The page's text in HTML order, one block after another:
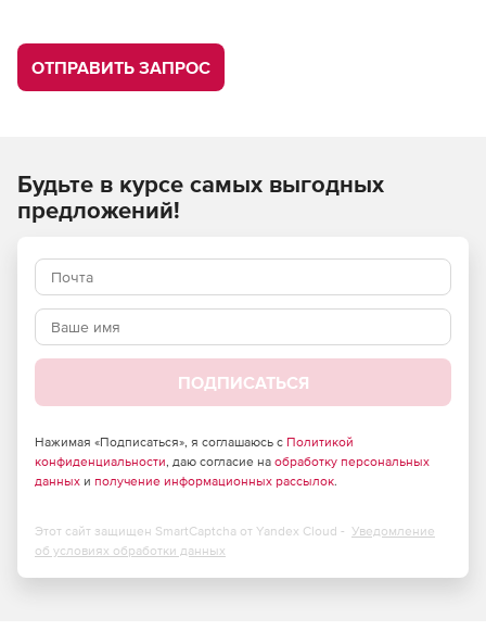
ОТПРАВИТЬ ЗАПРОС
Будьте в курсе самых выгодных
предложений!
ПОДПИСАТЬСЯ
Нажимая «Подписаться», я соглашаюсь с Политикой
конфиденциальности, даю согласие на обработку персональных
данных и получение информационных рассылок.
Этот сайт защищен SmartCaptcha от Yandex Cloud - Уведомление
об условиях обработки данных